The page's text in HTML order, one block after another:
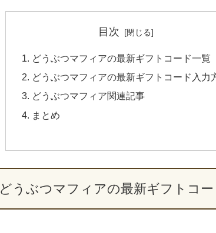
目次
どうぶつマフィアの最新ギフトコード一覧
どうぶつマフィアの最新ギフトコード入力
どうぶつマフィア関連記事
まとめ
どうぶつマフィアの最新ギフトコ